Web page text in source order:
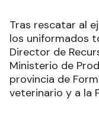
Tras rescatar al
los uniformados
Director de
Ministerio de
provincia de
veterinario y a la